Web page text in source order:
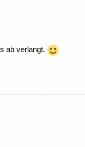
ab verlangt.